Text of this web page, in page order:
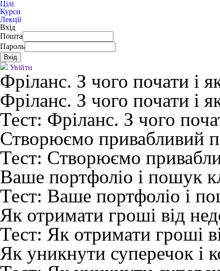
Цілі
Курси
Лекції
Вхід
Пошта
Пароль
Увійти
Фріланс. З чого почати і
Фріланс. З чого почати і
Тест: Фріланс. З чого
Створюємо привабливий
Тест: Створюємо
Ваше портфоліо і пошук
Тест: Ваше портфоліо і
Як отримати гроші від
Тест: Як отримати гроші
Як уникнути суперечок і